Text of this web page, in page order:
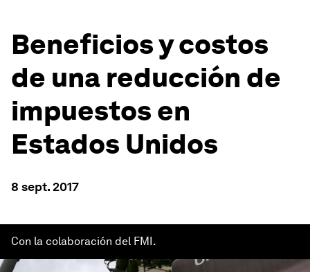
Beneficios y costos
de una reducción de
impuestos en
Estados Unidos
8 sept. 2017
Con la colaboración del FMI.